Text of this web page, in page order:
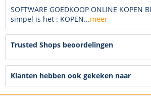
SOFTWARE GOEDKOOP ONLINE KOPEN
simpel is het : KOPEN...meer
Trusted Shops beoordelingen
Klanten hebben ook gekeken naar